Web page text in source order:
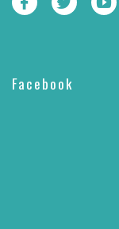
Facebook